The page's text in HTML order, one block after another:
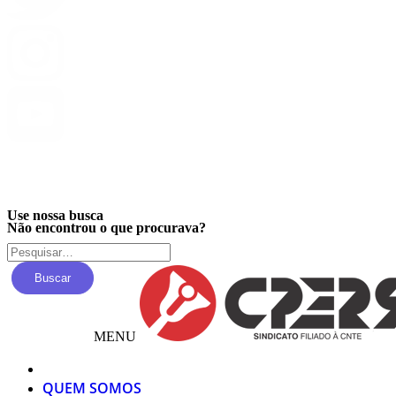
Não encontrou o que procurava?
Use nossa busca
Buscar
MENU
QUEM SOMOS